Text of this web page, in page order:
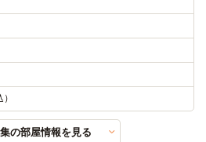
の部屋情報を見る